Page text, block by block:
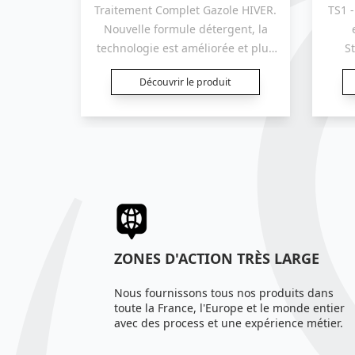
Traitement Complet Gazole HIVER.
Nouvelle formule détergent, la
technologie est améliorée et plus
performante notamment avec les
gazoles à forte teneur en biodiesel
Anti-mousse / Bactériostatique
Découvrir le produit
TS1
ZONES D'ACTION TRÈS LARGE
Nous fournissons tous nos produits dans
toute la France, l'Europe et le monde entier
avec des process et une expérience métier.